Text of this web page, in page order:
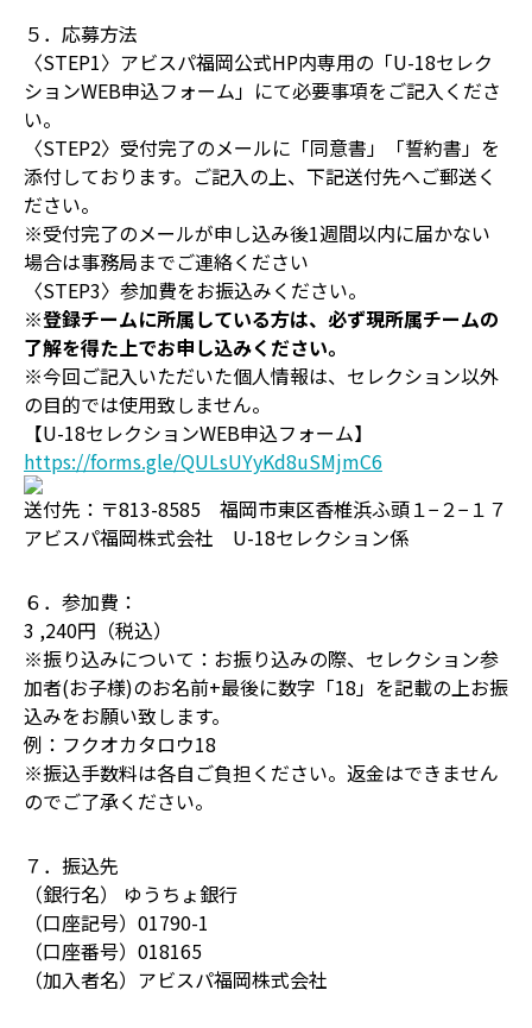
５．応募方法
〈STEP1〉アビスパ福岡公式HP内専用の「U-18セレク
ションWEB申込フォーム」にて必要事項をご記入くださ
い。
〈STEP2〉受付完了のメールに「同意書」「誓約書」を
添付しております。ご記入の上、下記送付先へご郵送く
ださい。
※受付完了のメールが申し込み後1週間以内に届かない
場合は事務局までご連絡ください
〈STEP3〉参加費をお振込みください。
※登録チームに所属している方は、必ず現所属チームの
了解を得た上でお申し込みください。
※今回ご記入いただいた個人情報は、セレクション以外
の目的では使用致しません。
【U-18セレクションWEB申込フォーム】
https://forms.gle/QULsUYyKd8uSMjmC6
送付先：〒813-8585 福岡市東区香椎浜ふ頭１−２−１７
アビスパ福岡株式会社 U-18セレクション係
６．参加費：
3 ,240円（税込）
※振り込みについて：お振り込みの際、セレクション参
加者(お子様)のお名前+最後に数字「18」を記載の上お振
込みをお願い致します。
例：フクオカタロウ18
※振込手数料は各自ご負担ください。返金はできません
のでご了承ください。
７．振込先
（銀行名） ゆうちょ銀行
（口座記号）01790-1
（口座番号）018165
（加入者名）アビスパ福岡株式会社